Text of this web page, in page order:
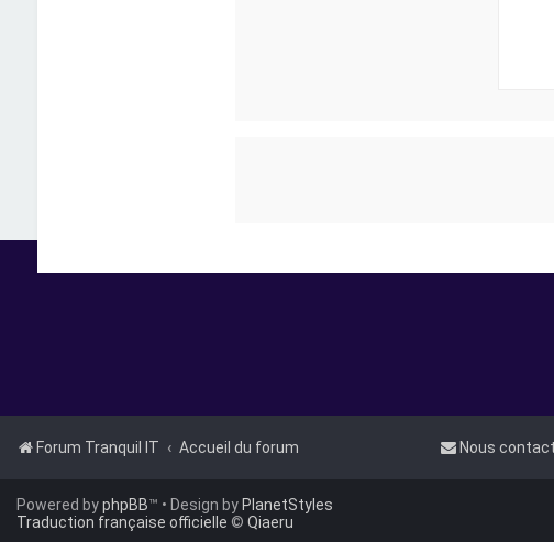
Forum Tranquil IT Accueil du forum Nous
Powered byphpBB™ • Design by PlanetStyles
Traduction française officielle © Qiaeru